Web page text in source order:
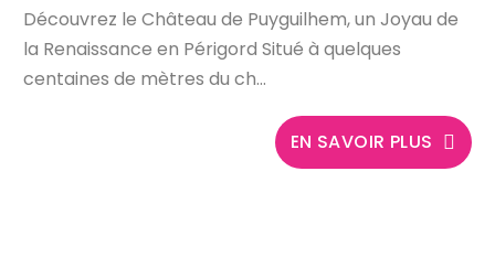
Découvrez le Château de Puyguilhem, un Joyau de
la Renaissance en Périgord Situé à quelques
centaines de mètres du ch...
EN SAVOIR PLUS